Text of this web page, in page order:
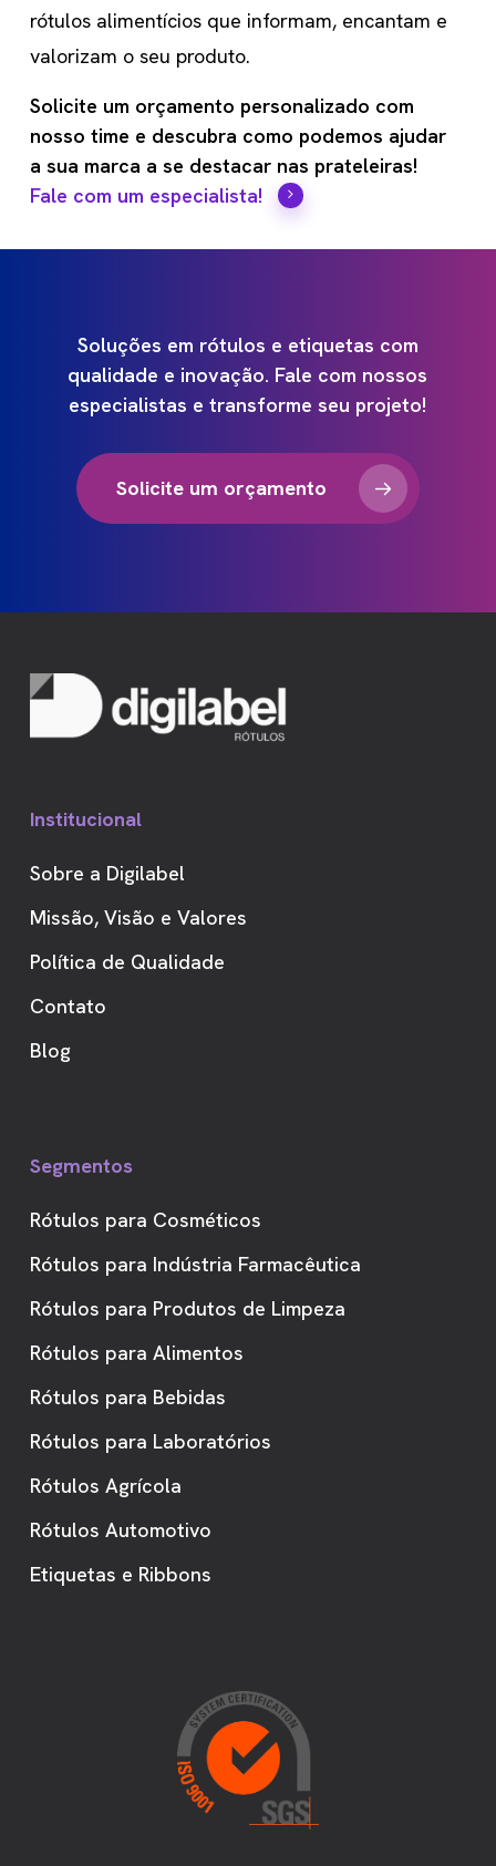
rótulos alimentícios que informam, encantam e
valorizam o seu produto.
Solicite um orçamento personalizado com
nosso time e descubra como podemos ajudar
a sua marca a se destacar nas prateleiras!
Fale com um especialista!
Soluções em rótulos e etiquetas com
qualidade e inovação. Fale com nossos
especialistas e transforme seu projeto!
Solicite um orçamento
Institucional
Sobre a Digilabel
Missão, Visão e Valores
Política de Qualidade
Contato
Blog
Segmentos
Rótulos para Cosméticos
Rótulos para Indústria Farmacêutica
Rótulos para Produtos de Limpeza
Rótulos para Alimentos
Rótulos para Bebidas
Rótulos para Laboratórios
Rótulos Agrícola
Rótulos Automotivo
Etiquetas e Ribbons